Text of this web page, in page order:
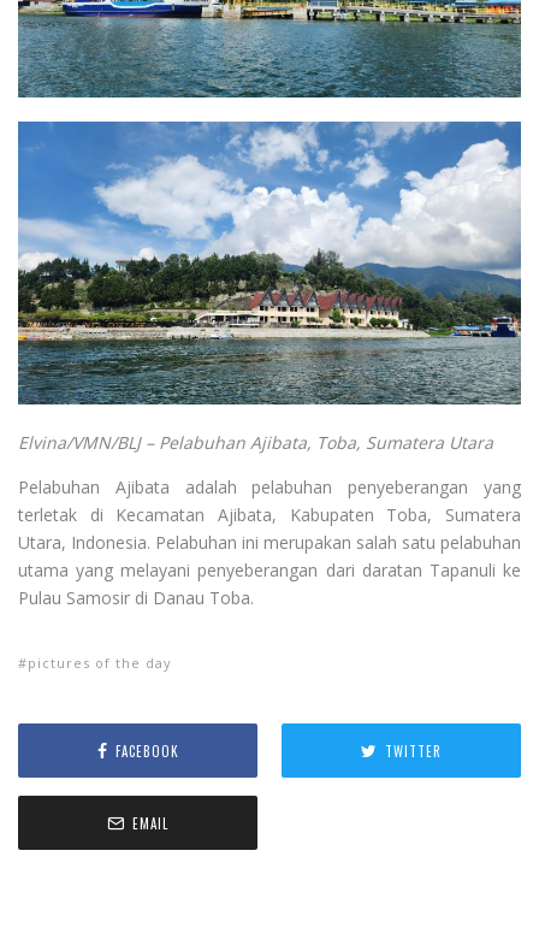
Elvina/VMN/BLJ – Pelabuhan Ajibata, Toba, Sumatera Utara
Pelabuhan Ajibata adalah pelabuhan penyeberangan yang
terletak di Kecamatan Ajibata, Kabupaten Toba, Sumatera
Utara, Indonesia. Pelabuhan ini merupakan salah satu pelabuhan
utama yang melayani penyeberangan dari daratan Tapanuli ke
Pulau Samosir di Danau Toba.
pictures of the day
FACEBOOK TWITTER
EMAIL